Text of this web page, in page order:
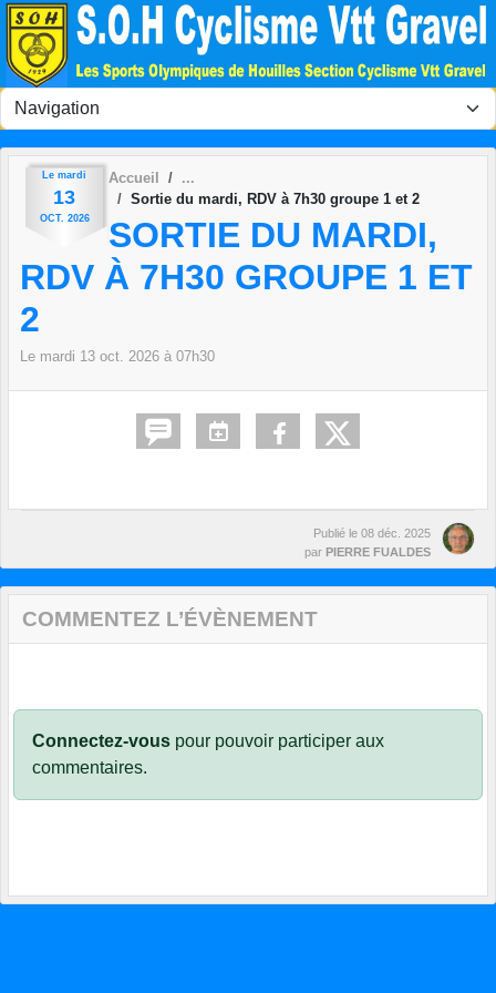
Le mardi
13
OCT. 2026
Accueil
Sortie du mardi, RDV à 7h30 groupe 1 et 2
SORTIE DU MARDI,
RDV À 7H30 GROUPE 1 ET
2
Le mardi 13 oct. 2026 à 07h30
Publié le 08 déc. 2025
par PIERRE FUALDES
COMMENTEZ L’ÉVÈNEMENT
Connectez-vous pour pouvoir participer aux
commentaires.
Panneau de gestion des cookies